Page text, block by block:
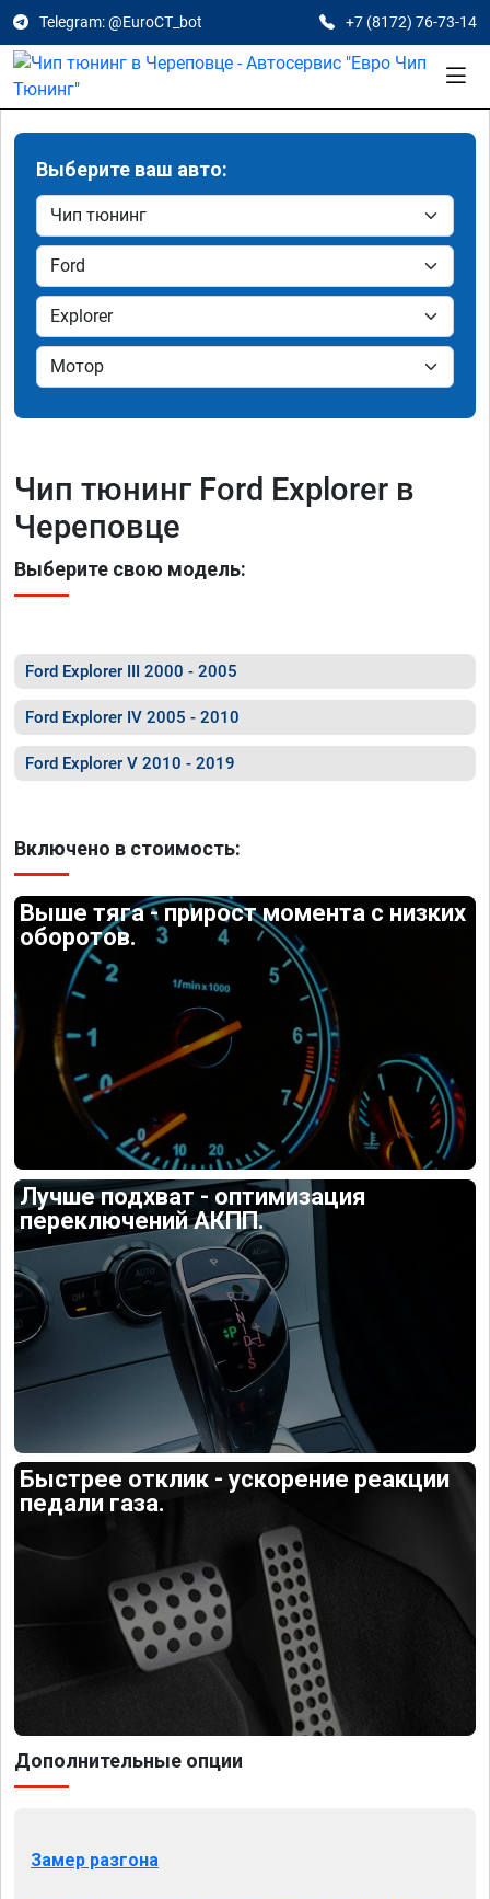
Telegram: @EuroCT_bot +7 (8172) 76-73-14
Выберите ваш авто:
Чип тюнинг Ford Explorer в
Череповце
Выберите свою модель:
Ford Explorer III 2000 - 2005
Ford Explorer IV 2005 - 2010
Ford Explorer V 2010 - 2019
Включено в стоимость:
Выше тяга - прирост момента с низких
оборотов.
Лучше подхват - оптимизация
переключений АКПП.
Быстрее отклик - ускорение реакции
педали газа.
Дополнительные опции
Замер разгона